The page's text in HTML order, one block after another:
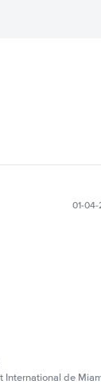
01-
International de